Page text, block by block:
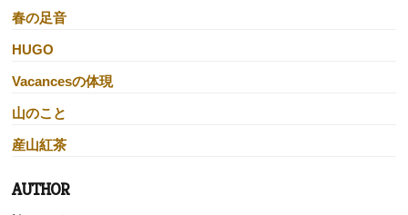
春の足音
HUGO
Vacancesの体現
山のこと
産山紅茶
AUTHOR